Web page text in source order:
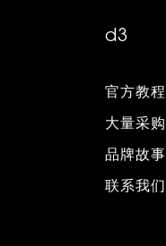
d3
官方教程
大量采购
品牌故事
联系我们